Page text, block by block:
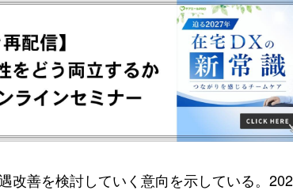
改善を検討していく意向を示している。